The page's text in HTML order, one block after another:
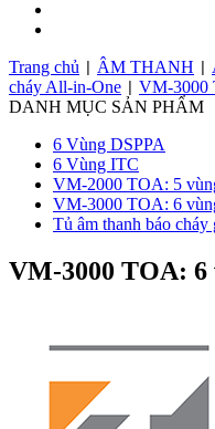
Trang chủ
ÂM THANH
cháy All-in-One
VM-3000
DANH MỤC SẢN PHẨM
6 Vùng DSPPA
6 Vùng ITC
VM-2000 TOA: 5
VM-3000 TOA: 6
Tủ âm thanh báo cháy
VM-3000 TOA: 6